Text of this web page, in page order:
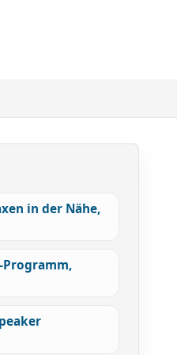
in der Nähe,
Programm,